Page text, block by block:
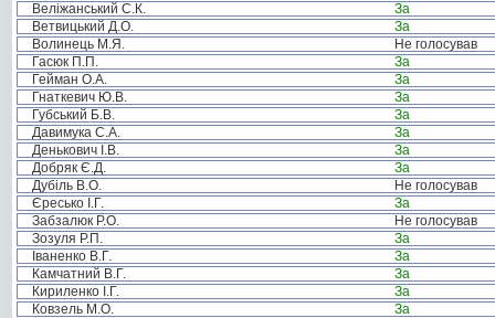
Веліжанський С.К.
За
Ветвицький Д.О.
За
Волинець М.Я.
Не голосував
Гасюк П.П.
За
Гейман О.А.
За
Гнаткевич Ю.В.
За
Губський Б.В.
За
Давимука С.А.
За
Денькович І.В.
За
Добряк Є.Д.
За
Дубіль В.О.
Не голосував
Єресько І.Г.
За
Забзалюк Р.О.
Не голосував
Зозуля Р.П.
За
Іваненко В.Г.
За
Камчатний В.Г.
За
Кириленко І.Г.
За
Ковзель М.О.
За